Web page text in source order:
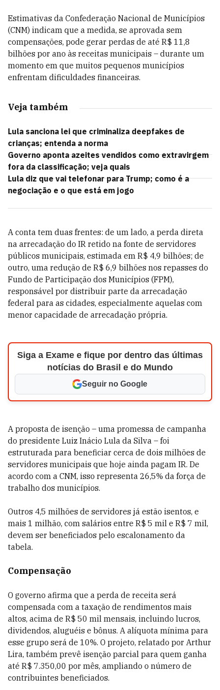
Estimativas da Confederação Nacional de Municípios
(CNM) indicam que a medida, se aprovada sem
compensações, pode gerar perdas de até R$ 11,8
bilhões por ano às receitas municipais – durante um
momento em que muitos pequenos municípios
enfrentam dificuldades financeiras.
Veja também
Lula sanciona lei que criminaliza deepfakes de
crianças; entenda a norma
Governo aponta azeites vendidos como extravirgem
fora da classificação; veja quais
Lula diz que vai telefonar para Trump; como é a
negociação e o que está em jogo
A conta tem duas frentes: de um lado, a perda direta
na arrecadação do IR retido na fonte de servidores
públicos municipais, estimada em R$ 4,9 bilhões; de
outro, uma redução de R$ 6,9 bilhões nos repasses do
Fundo de Participação dos Municípios (FPM),
responsável por distribuir parte da arrecadação
federal para as cidades, especialmente aquelas com
menor capacidade de arrecadação própria.
Siga a Exame e fique por dentro das últimas
notícias do Brasil e do Mundo
Seguir no Google
A proposta de isenção – uma promessa de campanha
do presidente Luiz Inácio Lula da Silva – foi
estruturada para beneficiar cerca de dois milhões de
servidores municipais que hoje ainda pagam IR. De
acordo com a CNM, isso representa 26,5% da força de
trabalho dos municípios.
Outros 4,5 milhões de servidores já estão isentos, e
mais 1 milhão, com salários entre R$ 5 mil e R$ 7 mil,
devem ser beneficiados pelo escalonamento da
tabela.
Compensação
O governo afirma que a perda de receita será
compensada com a taxação de rendimentos mais
altos, acima de R$ 50 mil mensais, incluindo lucros,
dividendos, aluguéis e bônus. A alíquota mínima para
esse grupo será de 10%. O projeto, relatado por Arthur
Lira, também prevê isenção parcial para quem ganha
até R$ 7.350,00 por mês, ampliando o número de
contribuintes beneficiados.